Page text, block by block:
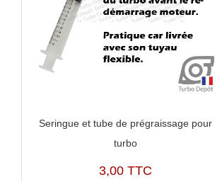
Seringue et tube de prégraissage pour
turbo
3,00 TTC